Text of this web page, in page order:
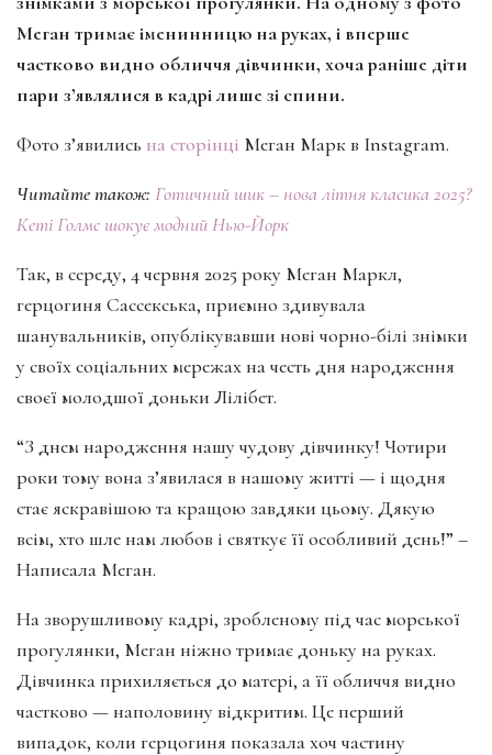
Меган тримає іменинницю на руках, і вперше
частково видно обличчя дівчинки, хоча раніше діти
пари з’являлися в кадрі лише зі спини.
Фото з’явились на сторінці Меган Марк в Іnstagram.
Читайте також: Готичний шик – нова літня класика 2025?
Кеті Голмс шокує модний Нью-Йорк
Так, в середу, 4 червня 2025 року Меган Маркл,
герцогиня Сассекська, приємно здивувала
шанувальників, опублікувавши нові чорно-білі знімки
у своїх соціальних мережах на честь дня народження
своєї молодшої доньки Лілібет.
“З днем ​​народження нашу чудову дівчинку! Чотири
роки тому вона з’явилася в нашому житті — і щодня
стає яскравішою та кращою завдяки цьому. Дякую
всім, хто шле нам любов і святкує її особливий день!” –
Написала Меган.
На зворушливому кадрі, зробленому під час морської
прогулянки, Меган ніжно тримає доньку на руках.
Дівчинка прихиляється до матері, а її обличчя видно
частково — наполовину відкритим. Це перший
випадок, коли герцогиня показала хоч частину